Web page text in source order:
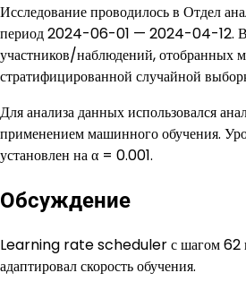
Исследование проводилось в Отдел
период 2024-06-01 — 2024-04-12.
участников/наблюдений, отобранных
стратифицированной случайной
Для анализа данных использовался
применением машинного обучения.
установлен на α = 0.001.
Обсуждение
Learning rate scheduler с шагом 62
адаптировал скорость обучения.